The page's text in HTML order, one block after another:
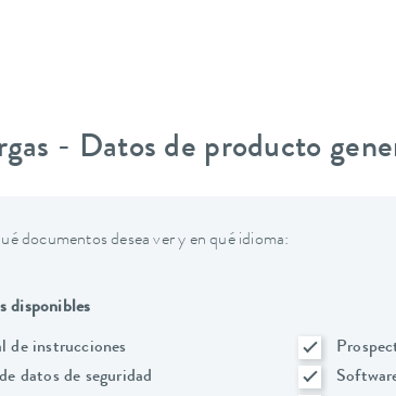
- Datos de producto
documentos desea ver y en qué idioma:
disponibles
de instrucciones
datos de seguridad